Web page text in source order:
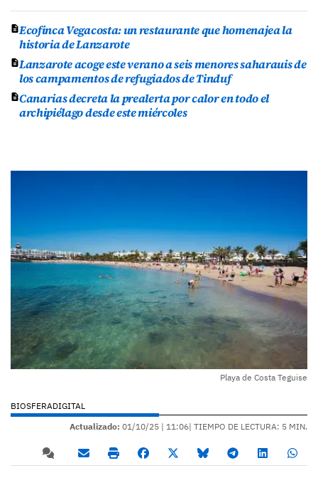
Ecofinca Vegacosta: un restaurante que homenajea la
historia de Lanzarote
Lanzarote acoge este verano a seis menores saharauis de
los campamentos de refugiados de Tinduf
Canarias decreta la prealerta por calor en todo el
archipiélago desde este miércoles
Playa de Costa Teguise
BIOSFERADIGITAL
Actualizado: 01/10/25 | 11:06| TIEMPO DE LECTURA: 5 MIN.